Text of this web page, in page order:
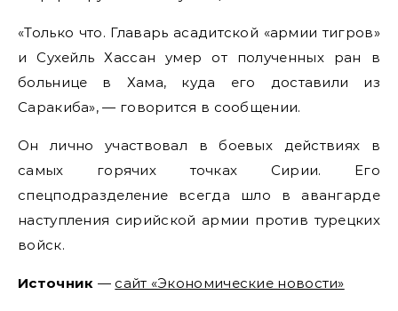
«Только что. Главарь асадитской «армии тигров»
и Сухейль Хассан умер от полученных ран в
больнице в Хама, куда его доставили из
Саракиба», — говорится в сообщении.
Он лично участвовал в боевых действиях в
самых горячих точках Сирии. Его
спецподразделение всегда шло в авангарде
наступления сирийской армии против турецких
войск.
Источник — сайт «Экономические новости»